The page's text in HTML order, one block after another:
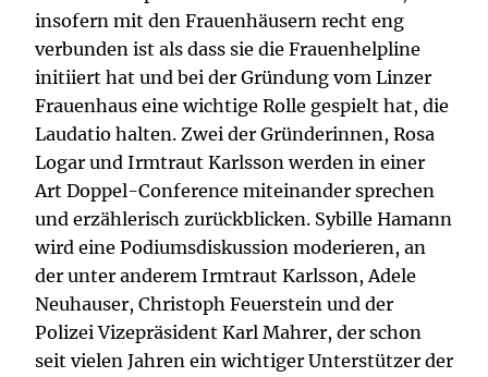
insofern mit den Frauenhäusern recht eng
verbunden ist als dass sie die Frauenhelpline
initiiert hat und bei der Gründung vom Linzer
Frauenhaus eine wichtige Rolle gespielt hat, die
Laudatio halten. Zwei der Gründerinnen, Rosa
Logar und Irmtraut Karlsson werden in einer
Art Doppel-Conference miteinander sprechen
und erzählerisch zurückblicken. Sybille Hamann
wird eine Podiumsdiskussion moderieren, an
der unter anderem Irmtraut Karlsson, Adele
Neuhauser, Christoph Feuerstein und der
Polizei Vizepräsident Karl Mahrer, der schon
seit vielen Jahren ein wichtiger Unterstützer der